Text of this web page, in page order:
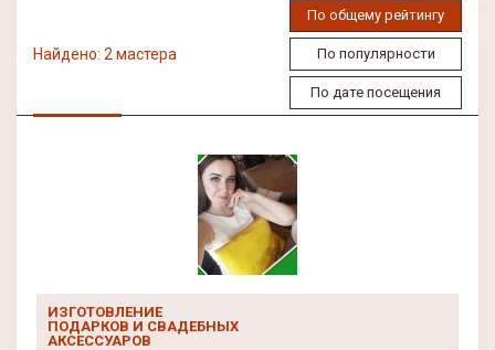
Найдено: 2 мастера
По общему рейтингу
По популярности
По дате посещения
ИЗГОТОВЛЕНИЕ
ПОДАРКОВ И СВАДЕБНЫХ
АКСЕССУАРОВ